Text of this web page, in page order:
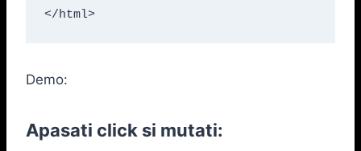
</html>
Demo:
Apasati click si mutati: